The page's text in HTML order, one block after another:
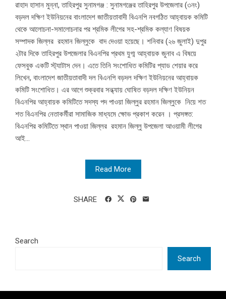
রাহাদ হাসান মুন্না, তাহিরপুর সুনামগঞ্জ : সুনামগঞ্জের তাহিরপুর উপজেলার (৩নং)
বড়দল দক্ষিণ ইউনিয়নের বাংলাদেশ জাতীয়তাবাদী বিএনপি নবগঠিত আহ্বায়ক কমিটি
থেকে আলোচনা-সমালোচনার পর শ্রমিক লীগের সহ-শ্রমিক কল্যাণ বিষয়ক
সম্পাদক জিল্লর রহমান জিল্লুকে বাদ দেওয়া হয়েছে। শনিবার (২৬ জুলাই) দুপুর
২টার দিকে তাহিরপুর উপজেলার বিএনপির প্রথম যুগ্ম আহ্বায়ক জুনাব এ বিষয়ে
ফেসবুক একটি স্ট্যাটাস দেন। এতে তিনি সংশোধিত কমিটির প্যাড শেয়ার করে
লিখেন, বাংলাদেশ জাতীয়তাবাদী দল বিএনপি বড়দল দক্ষিণ ইউনিয়নের আহ্বায়ক
কমিটি সংশোধিত। এর আগে শুক্রবার সন্ধ্যায় ঘোষিত বড়দল দক্ষিণ ইউনিয়ন
বিএনপির আহ্বায়ক কমিটিতে সদস্য পদ পাওয়া জিল্লুর রহমান জিল্লুকে নিয়ে শত
শত বিএনপির নেতাকর্মীরা সামাজিক মাধ্যমে ক্ষোভ প্রকাশ করেন । প্রসঙ্গত:
বিএনপির কমিটিতে স্থান পাওয়া জিল্লর রহমান জিল্লু উপজেলা আওয়ামী লীগের
আই...
Read More
SHARE
Search
Search